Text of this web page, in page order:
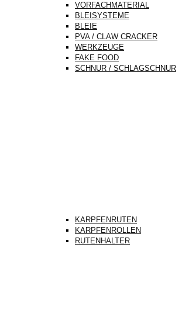
VORFACHMATERIAL
BLEISYSTEME
BLEIE
PVA / CLAW CRACKER
WERKZEUGE
FAKE FOOD
SCHNUR / SCHLAGSCHNUR
KARPFENRUTEN
KARPFENROLLEN
RUTENHALTER